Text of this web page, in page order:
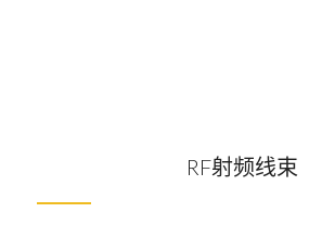
RF射频线束